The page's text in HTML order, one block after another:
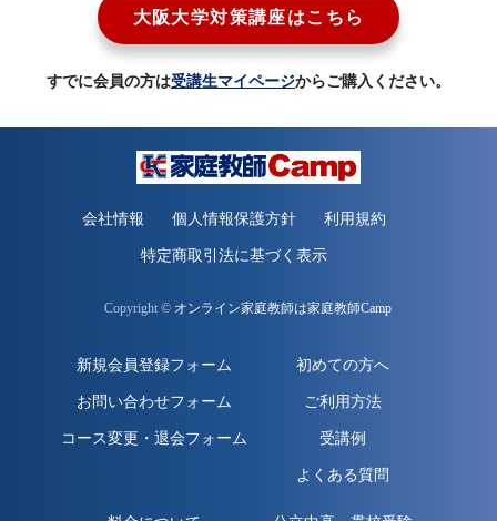
大阪大学対策講座はこちら
すでに会員の方は受講生マイページからご購入ください。
会社情報 個人情報保護方針 利用規約
特定商取引法に基づく表示
Copyright © オンライン家庭教師は家庭教師Camp
新規会員登録フォーム
お問い合わせフォーム
コース変更・退会フォーム
初めての方へ
ご利用方法
受講例
よくある質問